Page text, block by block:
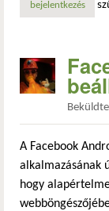
bejelentkezés
Beküldte
A Facebook
alkalmazásának
hogy